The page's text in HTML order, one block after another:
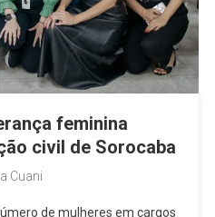
feminina
civil de Sorocaba
Cuani
de mulheres em cargos